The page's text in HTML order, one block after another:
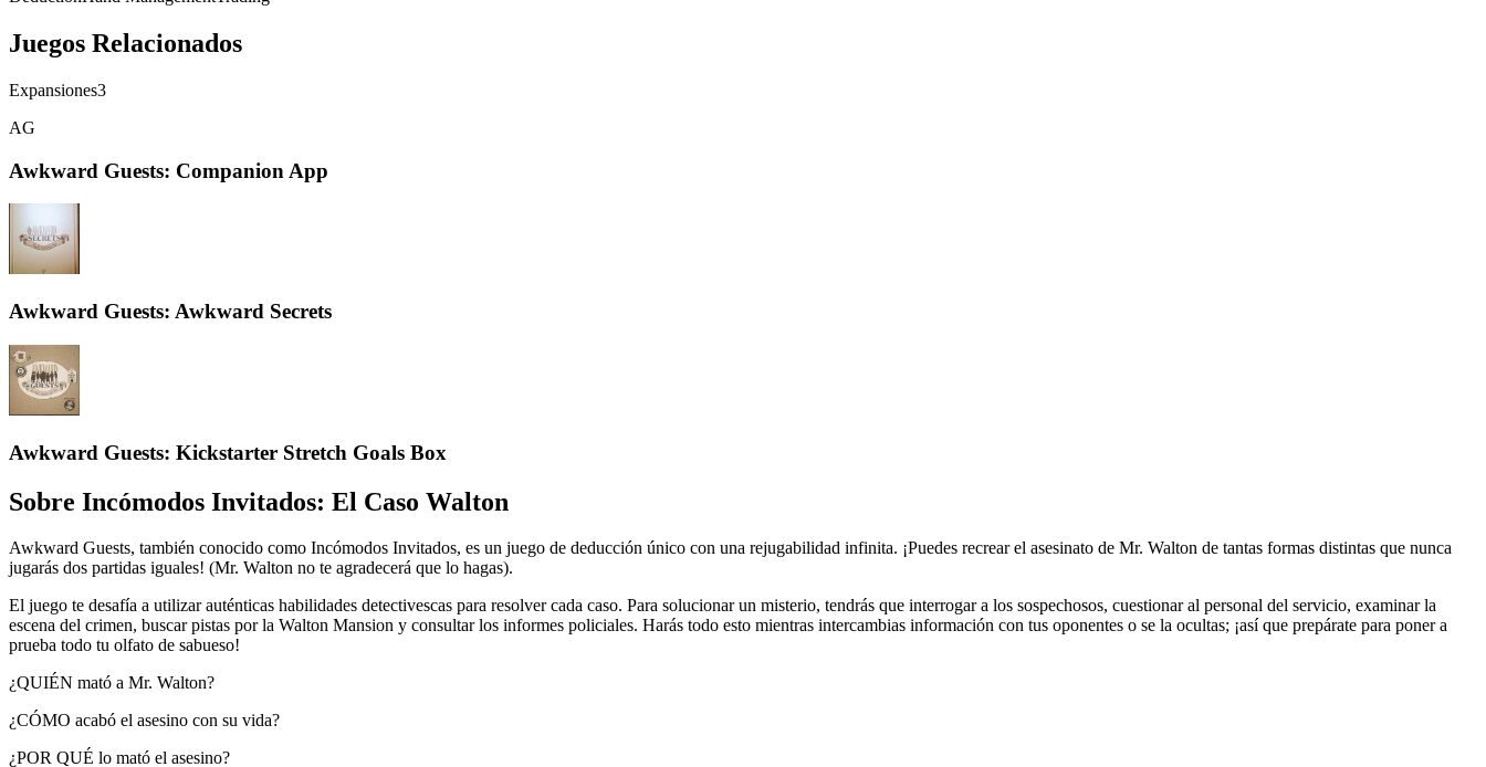
Juegos Relacionados
Expansiones3
AG
Awkward Guests: Companion App
Awkward Guests: Awkward Secrets
Awkward Guests: Kickstarter Stretch Goals Box
Sobre Incómodos Invitados: El Caso Walton
Awkward Guests, también conocido como Incómodos Invitados, es un juego de deducción único con una rejugabilidad infinita. ¡Puedes recrear el asesinato de Mr. Walton de tantas formas distintas que nunca
jugarás dos partidas iguales! (Mr. Walton no te agradecerá que lo hagas).
El juego te desafía a utilizar auténticas habilidades detectivescas para resolver cada caso. Para solucionar un misterio, tendrás que interrogar a los sospechosos, cuestionar al personal del servicio, examinar la
escena del crimen, buscar pistas por la Walton Mansion y consultar los informes policiales. Harás todo esto mientras intercambias información con tus oponentes o se la ocultas; ¡así que prepárate para poner a
prueba todo tu olfato de sabueso!
¿QUIÉN mató a Mr. Walton?
¿CÓMO acabó el asesino con su vida?
¿POR QUÉ lo mató el asesino?